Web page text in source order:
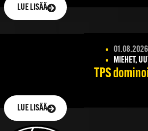
LUE LISÄÄ
LUE LISÄÄ
01.08.2026
MIEHET,
TPS